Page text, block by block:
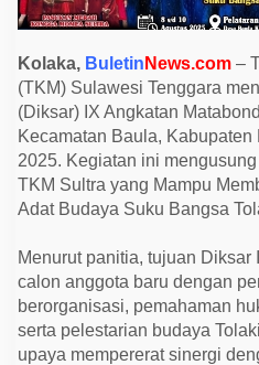
a
D
i
k
s
a
r
I
X
,
A
k
a
t
T
e
m
a
Kolaka, Buletin News.com –
(TKM) Sulawesi Tenggara
(Diksar) IX Angkatan
Kecamatan Baula,
2025. Kegiatan ini
TKM Sultra yang Mampu
Adat Budaya Suku Bangsa
Menurut panitia, tujuan
calon anggota baru dengan
berorganisasi, pemahaman
serta pelestarian budaya
upaya mempererat sinergi